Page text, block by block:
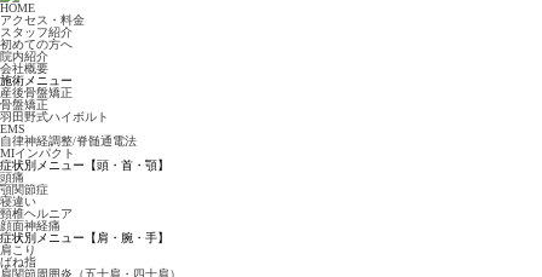
HOME
アクセス・料金
スタッフ紹介
初めての方へ
院内紹介
会社概要
施術メニュー
産後骨盤矯正
骨盤矯正
羽田野式ハイボルト
EMS
自律神経調整/脊髄通電法
MIインパクト
症状別メニュー【頭・首・顎】
頭痛
顎関節症
寝違い
頸椎ヘルニア
顔面神経痛
症状別メニュー【肩・腕・手】
肩こり
ばね指
肩関節周囲炎（五十肩・四十肩）